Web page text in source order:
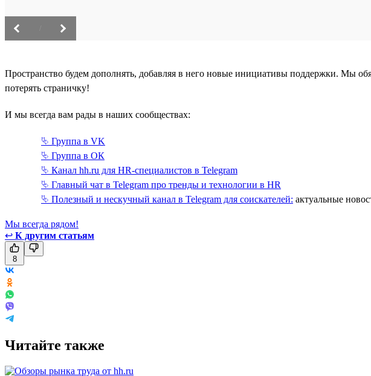
Пространство будем дополнять, добавляя в него новые инициативы поддержки. Мы
потерять страничку!
И мы всегда вам рады в наших сообществах:
⮱ Группа в VK
⮱ Группа в ОК
⮱ Канал hh.ru для HR-специалистов в Telegram
⮱ Главный чат в Telegram про тренды и технологии в HR
⮱ Полезный и нескучный канал в Telegram для соискателей: актуальные
Мы всегда рядом!
↩ К другим статьям
8
Читайте также